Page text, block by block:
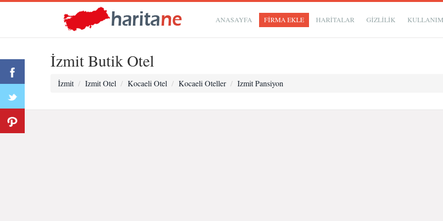
ANASAYFA FİRMA EKLE HARİTALAR GIZLILIK
İzmit Butik Otel
İzmit Izmit Otel Kocaeli Otel Kocaeli Oteller Izmit Pansiyon